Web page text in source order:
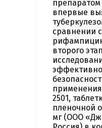
впервые
сравнении с
второго
применения
2501,
пленочной
мг (ООО